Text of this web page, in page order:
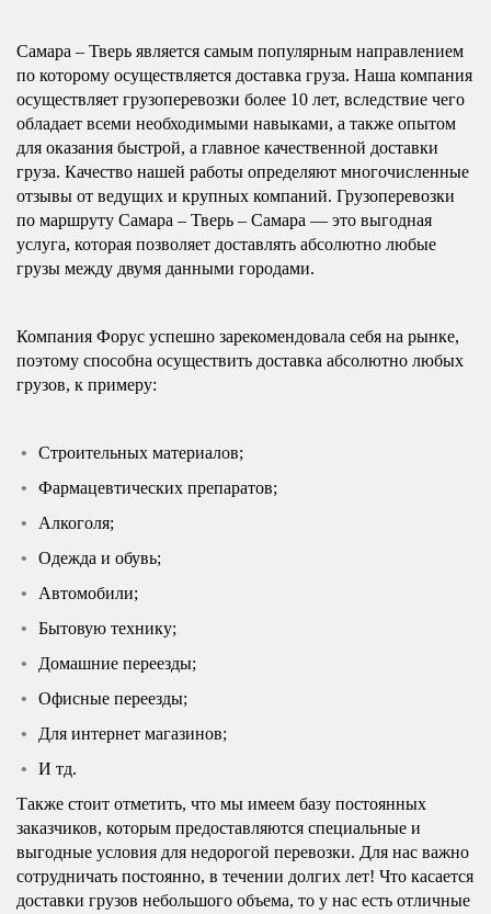
Самара – Тверь является самым популярным направлением
по которому осуществляется доставка груза. Наша компания
осуществляет грузоперевозки более 10 лет, вследствие чего
обладает всеми необходимыми навыками, а также опытом
для оказания быстрой, а главное качественной доставки
груза. Качество нашей работы определяют многочисленные
отзывы от ведущих и крупных компаний. Грузоперевозки
по маршруту Самара – Тверь – Самара — это выгодная
услуга, которая позволяет доставлять абсолютно любые
грузы между двумя данными городами.
Компания Форус успешно зарекомендовала себя на рынке,
поэтому способна осуществить доставка абсолютно любых
грузов, к примеру:
Строительных материалов;
Фармацевтических препаратов;
Алкоголя;
Одежда и обувь;
Автомобили;
Бытовую технику;
Домашние переезды;
Офисные переезды;
Для интернет магазинов;
И тд.
Также стоит отметить, что мы имеем базу постоянных
заказчиков, которым предоставляются специальные и
выгодные условия для недорогой перевозки. Для нас важно
сотрудничать постоянно, в течении долгих лет! Что касается
доставки грузов небольшого объема, то у нас есть отличные